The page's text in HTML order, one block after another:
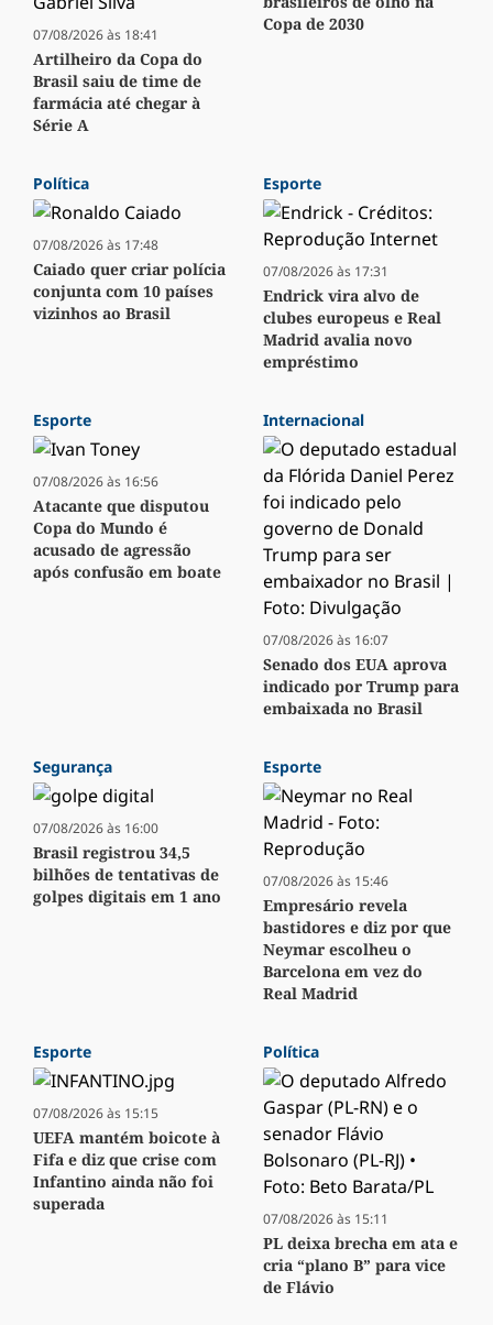
07/08/2026 às 18:41
Artilheiro da Copa do
Brasil saiu de time de
farmácia até chegar à
Série A
Copa de 2030
Política
07/08/2026 às 17:48
Caiado quer criar polícia
conjunta com 10 países
vizinhos ao Brasil
Esporte
07/08/2026 às 17:31
Endrick vira alvo de
clubes europeus e Real
Madrid avalia novo
empréstimo
Esporte
07/08/2026 às 16:56
Atacante que disputou
Copa do Mundo é
acusado de agressão
após confusão em boate
Internacional
07/08/2026 às 16:07
Senado dos EUA aprova
indicado por Trump para
embaixada no Brasil
Segurança
07/08/2026 às 16:00
Brasil registrou 34,5
bilhões de tentativas de
golpes digitais em 1 ano
Esporte
07/08/2026 às 15:46
Empresário revela
bastidores e diz por que
Neymar escolheu o
Barcelona em vez do
Real Madrid
Esporte
07/08/2026 às 15:15
UEFA mantém boicote à
Fifa e diz que crise com
Infantino ainda não foi
superada
Política
07/08/2026 às 15:11
PL deixa brecha em ata e
cria “plano B” para vice
de Flávio